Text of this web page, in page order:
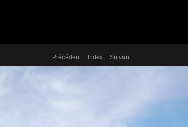
Précédent Index Suivant